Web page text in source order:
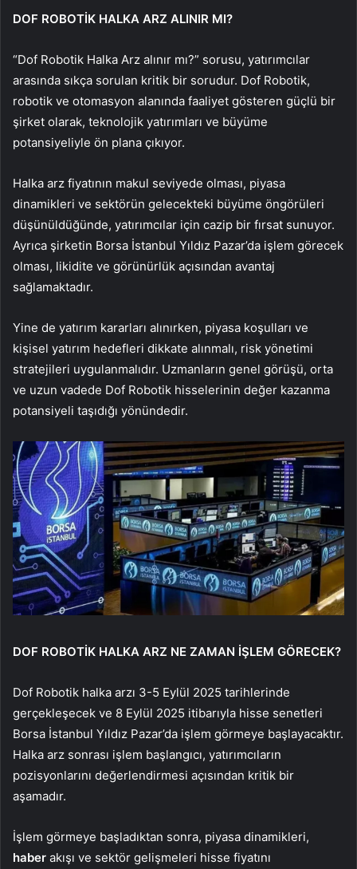
DOF ROBOTİK HALKA ARZ ALINIR MI?
“Dof Robotik Halka Arz alınır mı?” sorusu, yatırımcılar
arasında sıkça sorulan kritik bir sorudur. Dof Robotik,
robotik ve otomasyon alanında faaliyet gösteren güçlü bir
şirket olarak, teknolojik yatırımları ve büyüme
potansiyeliyle ön plana çıkıyor.
Halka arz fiyatının makul seviyede olması, piyasa
dinamikleri ve sektörün gelecekteki büyüme öngörüleri
düşünüldüğünde, yatırımcılar için cazip bir fırsat sunuyor.
Ayrıca şirketin Borsa İstanbul Yıldız Pazar’da işlem görecek
olması, likidite ve görünürlük açısından avantaj
sağlamaktadır.
Yine de yatırım kararları alınırken, piyasa koşulları ve
kişisel yatırım hedefleri dikkate alınmalı, risk yönetimi
stratejileri uygulanmalıdır. Uzmanların genel görüşü, orta
ve uzun vadede Dof Robotik hisselerinin değer kazanma
potansiyeli taşıdığı yönündedir.
DOF ROBOTİK HALKA ARZ NE ZAMAN İŞLEM GÖRECEK?
Dof Robotik halka arzı 3-5 Eylül 2025 tarihlerinde
gerçekleşecek ve 8 Eylül 2025 itibarıyla hisse senetleri
Borsa İstanbul Yıldız Pazar’da işlem görmeye başlayacaktır.
Halka arz sonrası işlem başlangıcı, yatırımcıların
pozisyonlarını değerlendirmesi açısından kritik bir
aşamadır.
İşlem görmeye başladıktan sonra, piyasa dinamikleri,
haber akışı ve sektör gelişmeleri hisse fiyatını